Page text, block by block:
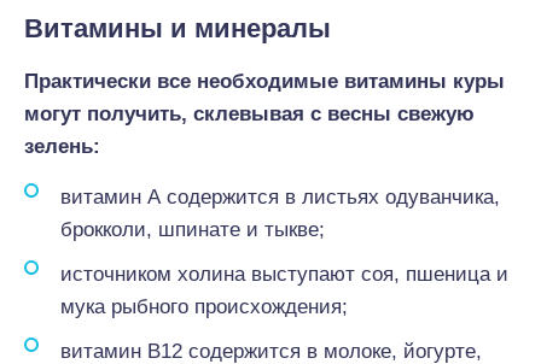
Витамины и минералы
Практически все необходимые витамины куры
могут получить, склевывая с весны свежую
зелень:
витамин А содержится в листьях одуванчика,
брокколи, шпинате и тыкве;
источником холина выступают соя, пшеница и
мука рыбного происхождения;
витамин В12 содержится в молоке, йогурте,